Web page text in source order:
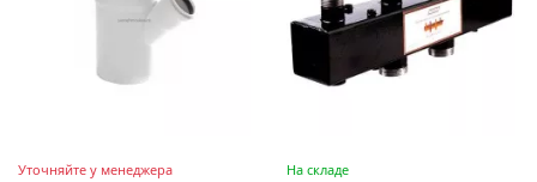
Уточняйте у менеджера На складе